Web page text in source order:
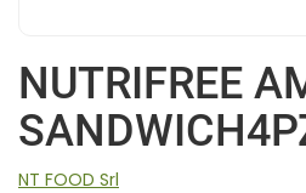
NUTRIFREE
NT FOOD Srl